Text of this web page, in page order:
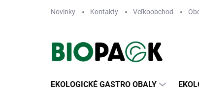
Novinky Kontakty Veľkoobchod
EKOLOGICKÉ GASTRO OBALY